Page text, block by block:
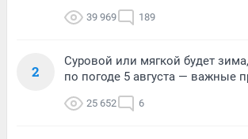
39 969 189
2
Суровой или мягкой будет
по погоде 5 августа — важные
25 652 6